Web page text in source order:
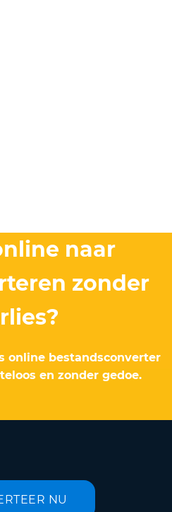
naar
zonder
online bestandsconverter
en zonder gedoe.
NU